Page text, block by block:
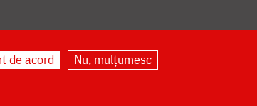
de acord Nu, mulțumesc